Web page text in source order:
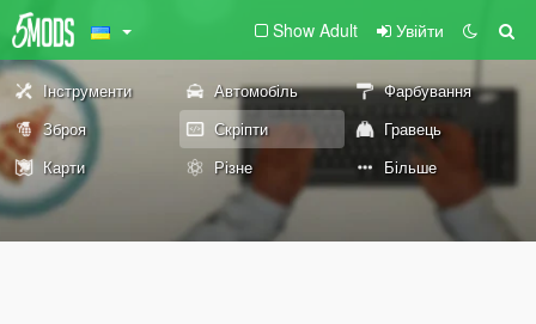
Show Adult Увійти
Інструменти Автомобіль
Фарбування
Зброя
Скріпти
Гравець
Карти
Різне Більше